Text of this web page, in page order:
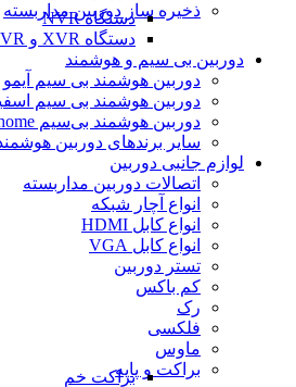
ذخیره ساز دوربین مداربسته
دستگاه NVR
دستگاه XVR و DVR
دوربین بی سیم و هوشمند
دوربین هوشمند بی سیم آیمو
دوربین هوشمند بی سیم
دوربین هوشمند بی‌سیم Srihome
سایر برندهای دوربین
لوازم جانبی دوربین
اتصالات دوربین مداربسته
انواع آچار شبکه
انواع کابل HDMI
انواع کابل VGA
تستر دوربین
کم باکس
رک
فلکسی
ماوس
براکت و پایهبراکت خم